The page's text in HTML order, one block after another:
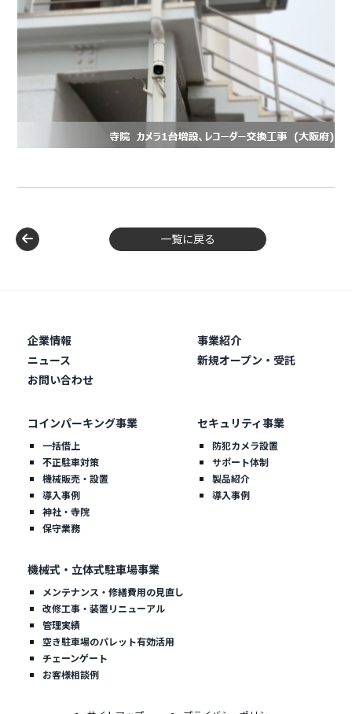
一覧に戻る
企業情報
事業紹介
ニュース
新規オープン・受託
お問い合わせ
コインパーキング事業
一括借上
不正駐車対策
機械販売・設置
導入事例
神社・寺院
保守業務
セキュリティ事業
防犯カメラ設置
サポート体制
製品紹介
導入事例
機械式・立体式駐車場事業
メンテナンス・修繕費用の見直し
改修工事・装置リニューアル
管理実績
空き駐車場のパレット有効活用
チェーンゲート
お客様相談例